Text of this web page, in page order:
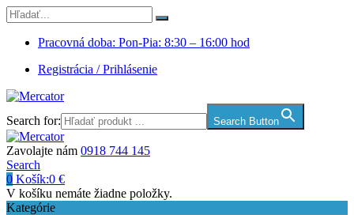
Pracovná doba: Pon-Pia: 8:30 – 16:00 hod
Registrácia / Prihlásenie
Search for: Search Button
Zavolajte nám 0918 744 145
Search
0 Košík:0 €
V košíku nemáte žiadne položky.
Kategórie